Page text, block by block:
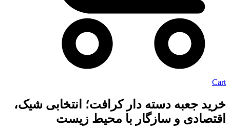
Cart
خرید جعبه دسته دار کرافت؛ انتخابی شیک،
اقتصادی و سازگار با محیط زیست